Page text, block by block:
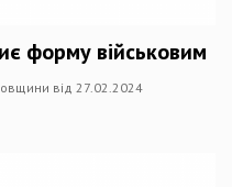
форму військовим
від 27.02.2024